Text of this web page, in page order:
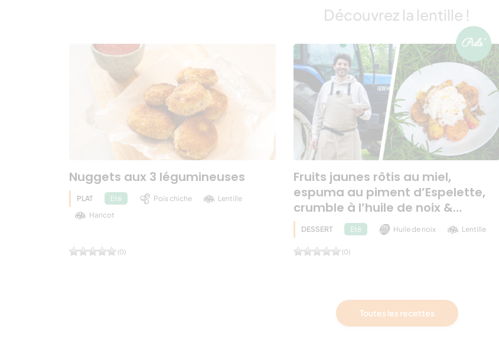
Découvrez la lentille !
Nuggets aux 3 légumineuses
PLAT Eté Pois chiche
Lentille
Haricot
(0)
Fruits jaunes rôtis au miel,
espuma au piment d’Espelette,
crumble à l’huile de noix &…
DESSERT Eté Huile de noix Lentille
(0)
Toutes les recettes